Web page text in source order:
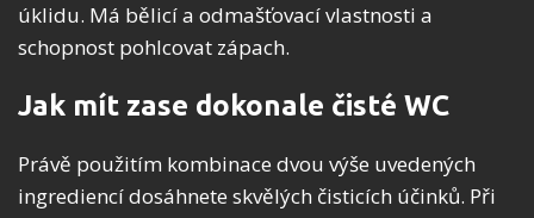
úklidu. Má bělicí a odmašťovací vlastnosti a
schopnost pohlcovat zápach.
Jak mít zase dokonale čisté WC
Právě použitím kombinace dvou výše uvedených
ingrediencí dosáhnete skvělých čisticích účinků. Při